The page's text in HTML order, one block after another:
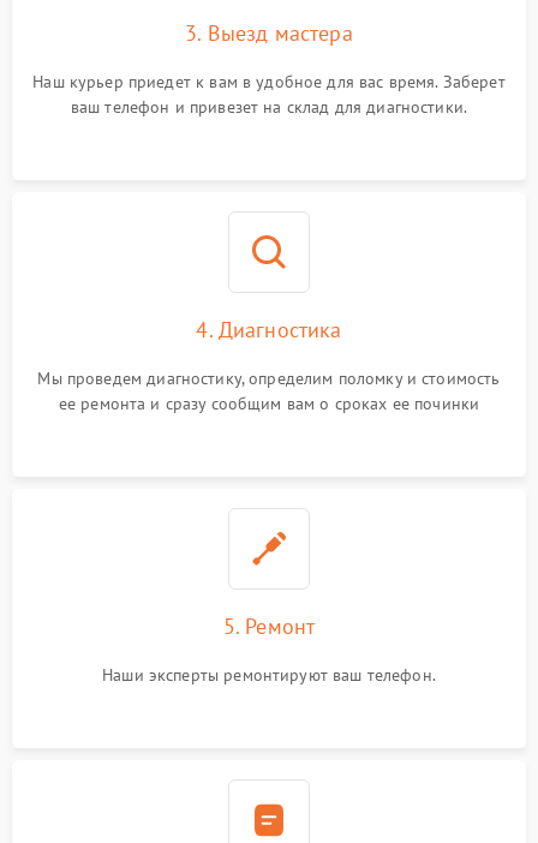
3. Выезд мастера
Наш курьер приедет к вам в удобное для вас время. Заберет
ваш телефон и привезет на склад для диагностики.
4. Диагностика
Мы проведем диагностику, определим поломку и стоимость
ее ремонта и сразу сообщим вам о сроках ее починки
5. Ремонт
Наши эксперты ремонтируют ваш телефон.